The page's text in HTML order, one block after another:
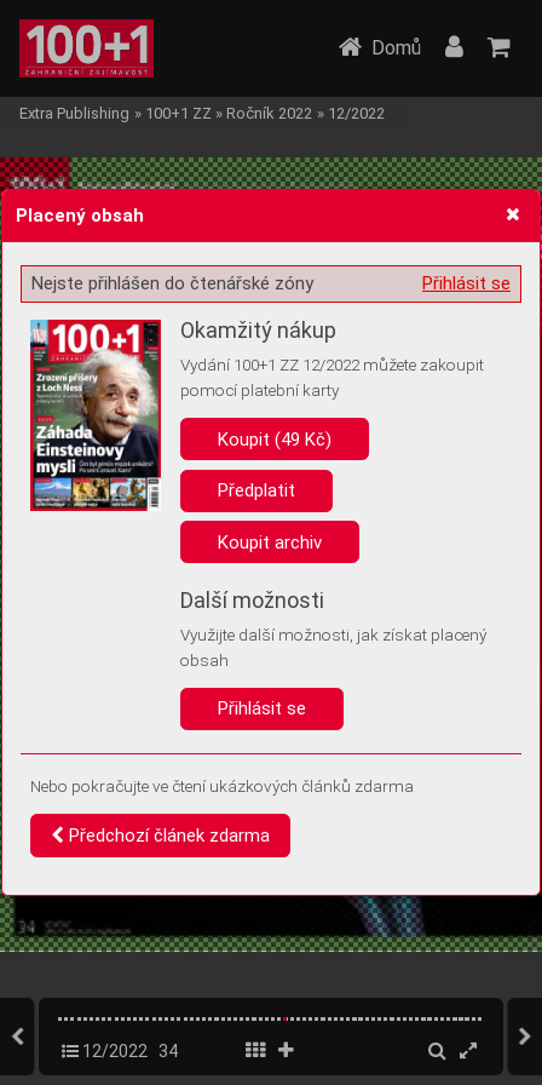
Žádost o souhlas s ukládáním volitelných informací
Pro základní fungování webu nepotřebujeme ukládat žádné informace
(tzv. cookies apod.). Rádi bychom vás ale požádali o souhlas s
uložením volitelných informací:
Anonymní unikátní ID
Díky němu příště poznáme, že se jedná o stejné zařízení, a
Identifikátor je zcela anonymní.
Vaše souhlasy a odmítnutí si ukládáme do vašeho zařízení, abychom se
vás už příště znovu neptali. Můžete je kdykoli později upravit ve Správě
Domů
Extra Publishing » 100+1 ZZ » Ročník 2022 » 12/2022
12/2022 34
Placený obsah
Přihlásit se
Nejste přihlášen do čtenářské zóny
Okamžitý nákup
Vydání 100+1 ZZ 12/2022 můžete zakoupit
pomocí platební karty
Koupit (49 Kč)
Předplatit
Koupit archiv
Další možnosti
Využijte další možnosti, jak získat placený
obsah
Přihlásit se
Nebo pokračujte ve čtení ukázkových článků zdarma
Předchozí článek zdarma